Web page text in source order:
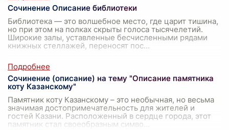
Сочинение Описание библиотеки
Библиотека — это волшебное место, где царит тишина,
но при этом на полках скрыты голоса тысячелетий.
Широкие залы, уставленные бесчисленными рядами
книжных стеллажей, переносят пос...
Сочинение (описание) на тему "Описание памятника
коту Казанскому"
Памятник коту Казанскому – это необычная, но весьма
значимая достопримечательность для жителей и
гостей Казани. Расположенный в сердце города, этот
памятник стал своеобразным симво